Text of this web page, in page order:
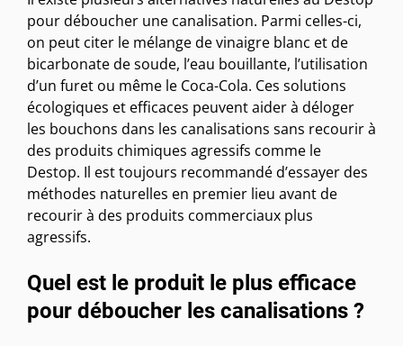
pour déboucher une canalisation. Parmi celles-ci,
on peut citer le mélange de vinaigre blanc et de
bicarbonate de soude, l’eau bouillante, l’utilisation
d’un furet ou même le Coca-Cola. Ces solutions
écologiques et efficaces peuvent aider à déloger
les bouchons dans les canalisations sans recourir à
des produits chimiques agressifs comme le
Destop. Il est toujours recommandé d’essayer des
méthodes naturelles en premier lieu avant de
recourir à des produits commerciaux plus
agressifs.
Quel est le produit le plus efficace
pour déboucher les canalisations ?